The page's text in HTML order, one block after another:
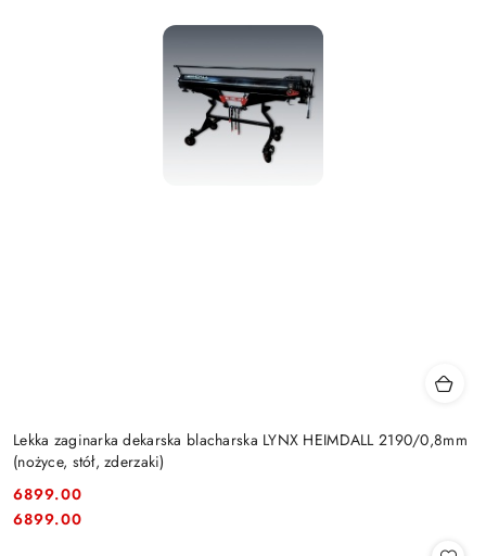
Lekka zaginarka dekarska blacharska LYNX HEIMDALL 2190/0,8mm
(nożyce, stół, zderzaki)
Cena:
6899.00
Cena:
6899.00